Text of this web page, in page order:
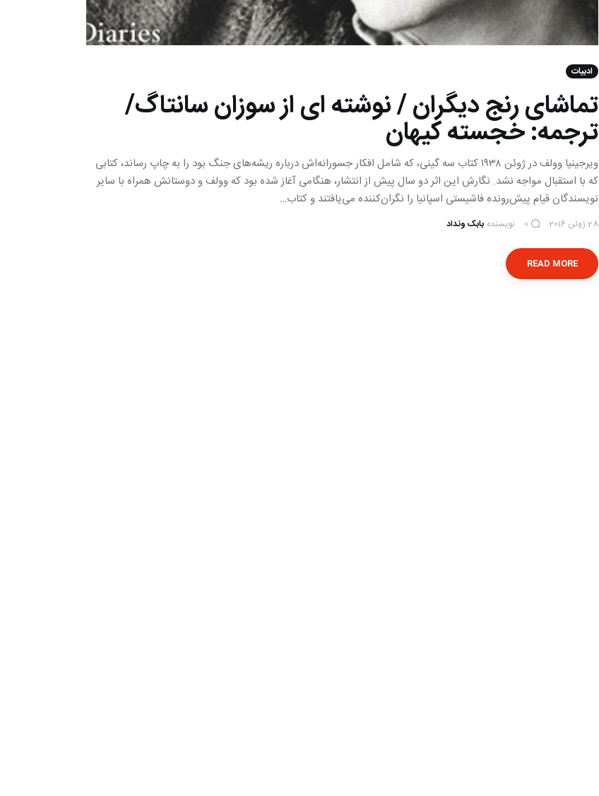
ادبیات
تماشای رنج دیگران / نوشته ای از سوزان سانتاگ/
ترجمه: خجسته کیهان
ویرجینیا وولف در ژوئن ۱۹۳۸ کتاب سه گینی، که شامل افکار جسورانه‌اش درباره ریشه‌های جنگ بود را به چاپ رساند، کتابی
که با استقبال مواجه نشد. نگارش این اثر دو سال پیش از انتشار، هنگامی آغاز شده بود که وولف و دوستانش همراه با سایر
نویسندگان قیام پیش‌رونده فاشیستی اسپانیا را نگران‌کننده می‌یافتند و کتاب…
28 ژوئن 2016 0 نویسنده بابک ونداد
READ MORE